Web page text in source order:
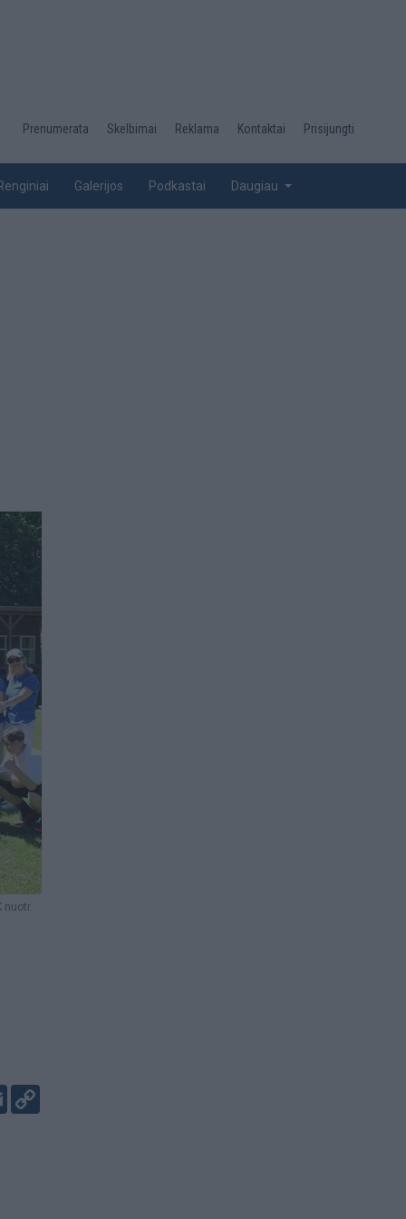
Desktop
top
Prenumerata Skelbimai Reklama Kontaktai Prisijungti
Galerijos Podkastai Daugiau
nuotr.
Email